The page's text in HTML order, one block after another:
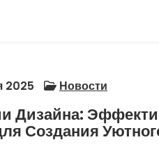
2025 Новости
Дизайна:
Создания